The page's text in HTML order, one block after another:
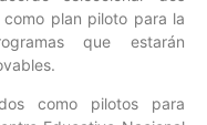
plan piloto para la
que estarán
como pilotos para